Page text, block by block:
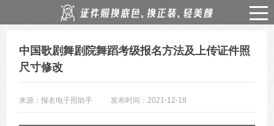
中国歌剧舞剧院舞蹈考级报名方法及上传证件照
尺寸修改
来源：报名电子照助手 发布时间：2021-12-18